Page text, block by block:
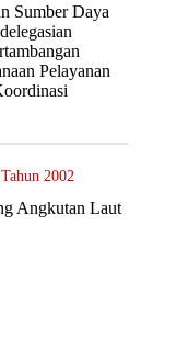
Sumber Daya
Pelayanan
2002
Angkutan Laut